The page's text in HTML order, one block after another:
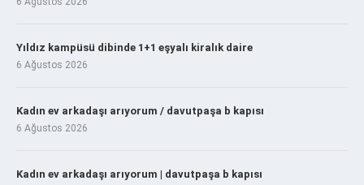
Yıldız kampüsü dibinde 1+1 eşyalı kiralık daire
6 Ağustos 2026
Kadın ev arkadaşı arıyorum / davutpaşa b kapısı
6 Ağustos 2026
Kadın ev arkadaşı arıyorum | davutpaşa b kapısı